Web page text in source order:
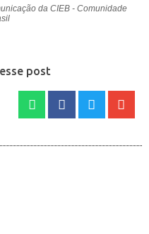
da CIEB - Comunidade
post